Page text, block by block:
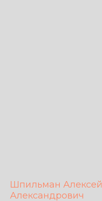
Шпильман Алексей
Александрович